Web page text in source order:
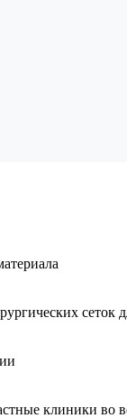
сеток
клиники во